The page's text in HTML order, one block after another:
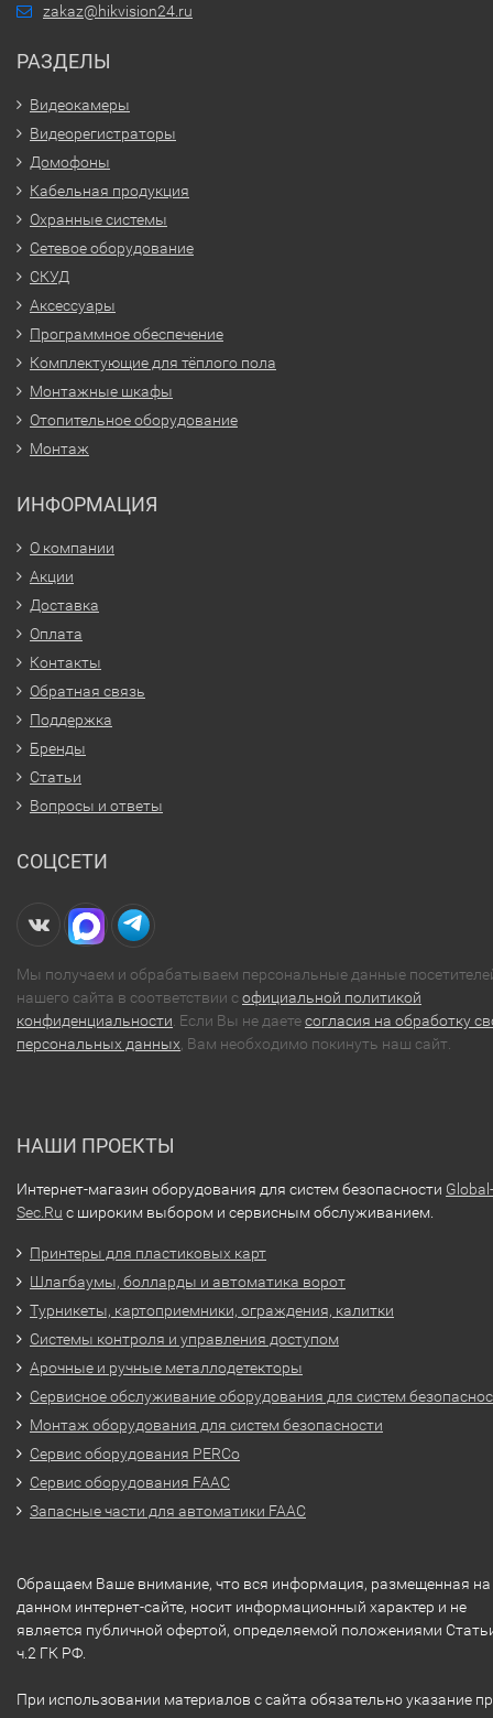
zakaz@hikvision24.ru
РАЗДЕЛЫ
Видеокамеры
Видеорегистраторы
Домофоны
Кабельная продукция
Охранные системы
Сетевое оборудование
СКУД
Аксессуары
Программное обеспечение
Комплектующие для тёплого пола
Монтажные шкафы
Отопительное оборудование
Монтаж
ИНФОРМАЦИЯ
О компании
Акции
Доставка
Оплата
Контакты
Обратная связь
Поддержка
Бренды
Статьи
Вопросы и ответы
СОЦСЕТИ
Мы получаем и обрабатываем персональные данные
нашего сайта в соответствии софициальной политикой
конфиденциальности . Если Вы не даетесогласия на обработку
персональных данных , Вам необходимо покинуть наш сайт.
НАШИ ПРОЕКТЫ
Интернет-магазин оборудования для систем безопасности Global-
Sec.Ru с широким выбором и сервисным обслуживанием.
Принтеры для пластиковых карт
Шлагбаумы, болларды и автоматика ворот
Турникеты, картоприемники, ограждения, калитки
Системы контроля и управления доступом
Арочные и ручные металлодетекторы
Сервисное обслуживание оборудования для систем
Монтаж оборудования для систем безопасности
Сервис оборудования PERCo
Сервис оборудования FAAC
Запасные части для автоматики FAAC
Обращаем Ваше внимание, что вся информация, размещенная на
данном интернет-сайте, носит информационный характер и не
является публичной офертой, определяемой положениями
ч.2 ГК РФ.
При использовании материалов с сайта обязательно указание